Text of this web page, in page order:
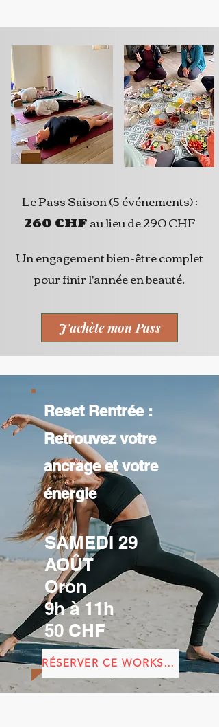
Le Pass Saison (5 événements) :
260 CHFau lieu de 290 CHF
Un engagement bien-être complet
pour finir l'année en beauté.
J'achète mon Pass
Reset Rentrée :
Retrouvez votre
ancrage et votre
énergie
SAMEDI 29
AOÛT
Oron
9h à 11h
50 CHF
RÉSERVER CE WORKSHOP